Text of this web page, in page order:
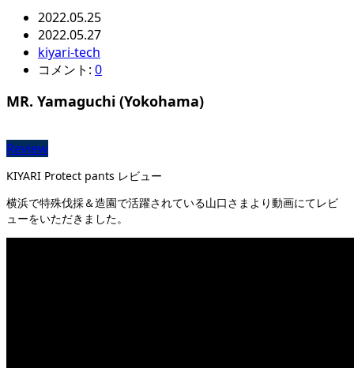
2022.05.25
2022.05.27
kiyari-tech
コメント: 0
MR. Yamaguchi (Yokohama)
Review
KIYARI Protect pants レビュー
横浜で特殊伐採＆造園で活躍されている山口さまより動画にてレビ
ューをいただきました。